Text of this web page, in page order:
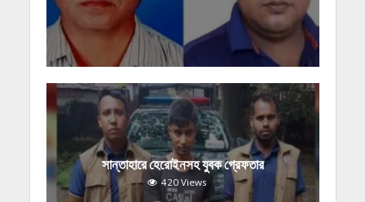
সান্তাহারে হেরোইনসহ যুবক গ্রেফতার
420 Views